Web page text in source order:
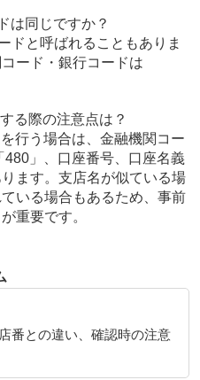
は同じですか？
ドと呼ばれることもありま
ード・銀行コードは
る際の注意点は？
行う場合は、金融機関コー
480」、口座番号、口座名義
ます。支店名が似ている場
いる場合もあるため、事前
重要です。
番との違い、確認時の注意